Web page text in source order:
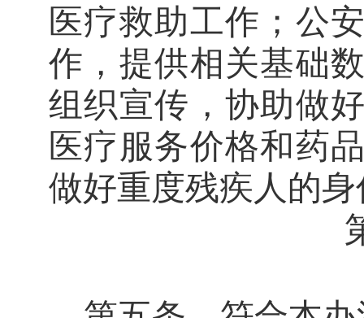
医疗救助工作；公
作，提供相关基础
组织宣传，协助做
医疗服务价格和药
做好重度残疾人的